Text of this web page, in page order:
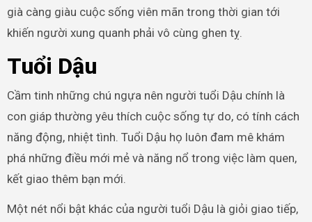
già càng giàu cuộc sống viên mãn trong thời gian tới
khiến người xung quanh phải vô cùng ghen tỵ.
Tuổi Dậu
Cầm tinh những chú ngựa nên người tuổi Dậu chính là
con giáp thường yêu thích cuộc sống tự do, có tính cách
năng động, nhiệt tình. Tuổi Dậu họ luôn đam mê khám
phá những điều mới mẻ và năng nổ trong việc làm quen,
kết giao thêm bạn mới.
Một nét nổi bật khác của người tuổi Dậu là giỏi giao tiếp,